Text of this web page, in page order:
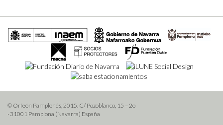
© Orfeón Pamplonés, 2015. C/ Pozoblanco, 15 – 2o
· 31001 Pamplona (Navarra) España